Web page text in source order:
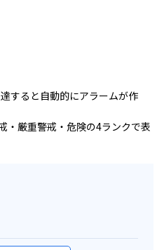
すると自動的にアラームが作
・厳重警戒・危険の4ランクで表